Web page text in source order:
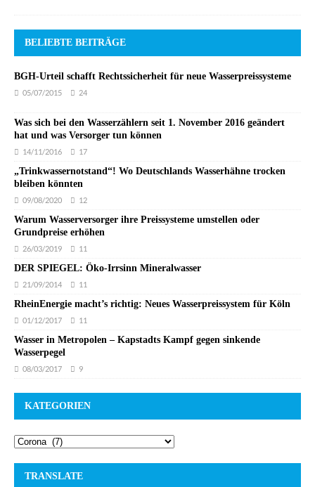
BELIEBTE BEITRÄGE
BGH-Urteil schafft Rechtssicherheit für neue Wasserpreissysteme
05/07/2015 24
Was sich bei den Wasserzählern seit 1. November 2016 geändert
hat und was Versorger tun können
14/11/2016 17
„Trinkwassernotstand“! Wo Deutschlands Wasserhähne trocken
bleiben könnten
09/08/2020 12
Warum Wasserversorger ihre Preissysteme umstellen oder
Grundpreise erhöhen
26/03/2019 11
DER SPIEGEL: Öko-Irrsinn Mineralwasser
21/09/2014 11
RheinEnergie macht’s richtig: Neues Wasserpreissystem für Köln
01/12/2017 11
Wasser in Metropolen – Kapstadts Kampf gegen sinkende
Wasserpegel
08/03/2017 9
KATEGORIEN
TRANSLATE